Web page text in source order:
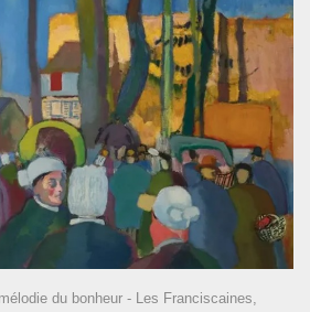
du bonheur - Les Franciscaines,